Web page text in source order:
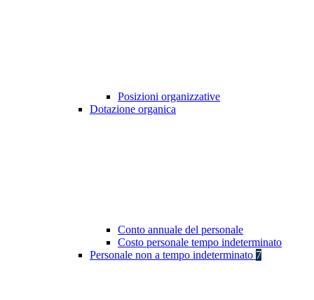
Posizioni organizzative
Dotazione organica
Conto annuale del personale
Costo personale tempo indeterminato
Personale non a tempo indeterminato 7